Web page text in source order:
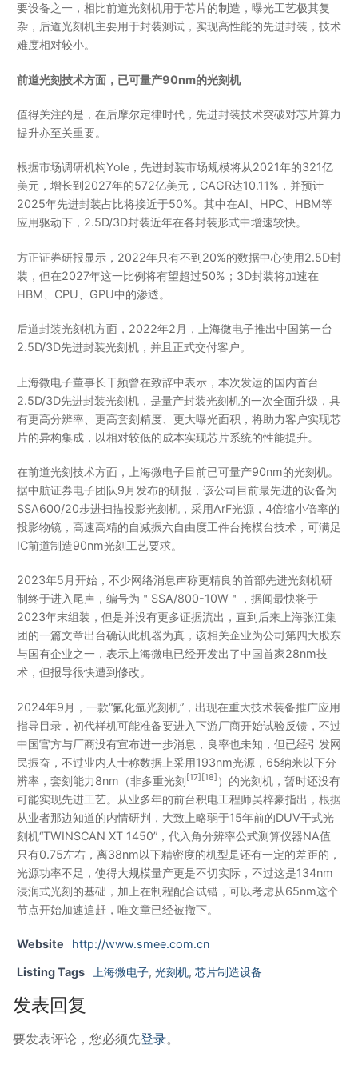
要设备之一，相比前道光刻机用于芯片的制造，曝光工艺极其复
杂，后道光刻机主要用于封装测试，实现高性能的先进封装，技术
难度相对较小。
前道光刻技术方面，已可量产90nm的光刻机
值得关注的是，在后摩尔定律时代，先进封装技术突破对芯片算力
提升亦至关重要。
根据市场调研机构Yole，先进封装市场规模将从2021年的321亿
美元，增长到2027年的572亿美元，CAGR达10.11%，并预计
2025年先进封装占比将接近于50%。其中在AI、HPC、HBM等
应用驱动下，2.5D/3D封装近年在各封装形式中增速较快。
方正证券研报显示，2022年只有不到20%的数据中心使用2.5D封
装，但在2027年这一比例将有望超过50%；3D封装将加速在
HBM、CPU、GPU中的渗透。
后道封装光刻机方面，2022年2月，上海微电子推出中国第一台
2.5D/3D先进封装光刻机，并且正式交付客户。
上海微电子董事长干频曾在致辞中表示，本次发运的国内首台
2.5D/3D先进封装光刻机，是量产封装光刻机的一次全面升级，具
有更高分辨率、更高套刻精度、更大曝光面积，将助力客户实现芯
片的异构集成，以相对较低的成本实现芯片系统的性能提升。
在前道光刻技术方面，上海微电子目前已可量产90nm的光刻机。
据中航证券电子团队9月发布的研报，该公司目前最先进的设备为
SSA600/20步进扫描投影光刻机，采用ArF光源，4倍缩小倍率的
投影物镜，高速高精的自减振六自由度工件台掩模台技术，可满足
IC前道制造90nm光刻工艺要求。
2023年5月开始，不少网络消息声称更精良的首部先进光刻机研
制终于进入尾声，编号为＂SSA/800-10W＂，据闻最快将于
2023年末组装，但是并没有更多证据流出，直到后来上海张江集
团的一篇文章出台确认此机器为真，该相关企业为公司第四大股东
与国有企业之一，表示上海微电已经开发出了中国首家28nm技
术，但报导很快遭到修改。
2024年9月，一款“氟化氩光刻机”，出现在重大技术装备推广应用
指导目录，初代样机可能准备要进入下游厂商开始试验反馈，不过
中国官方与厂商没有宣布进一步消息，良率也未知，但已经引发网
民振奋，不过业内人士称数据上采用193nm光源，65纳米以下分
辨率，套刻能力8nm（非多重光刻 17 18 ）的光刻机，暂时还没有
可能实现先进工艺。从业多年的前台积电工程师吴梓豪指出，根据
从业者那边知道的内情研判，大致上略弱于15年前的DUV干式光
刻机“TWINSCAN XT 1450”，代入角分辨率公式测算仪器NA值
只有0.75左右，离38nm以下精密度的机型是还有一定的差距的，
光源功率不足，使得大规模量产更是不切实际，不过这是134nm
浸润式光刻的基础，加上在制程配合试错，可以考虑从65nm这个
节点开始加速追赶，唯文章已经被撤下。
Website http://www.smee.com.cn
Listing Tags 上海微电子, 光刻机, 芯片制造设备
发表回复
要发表评论，您必须先登录。